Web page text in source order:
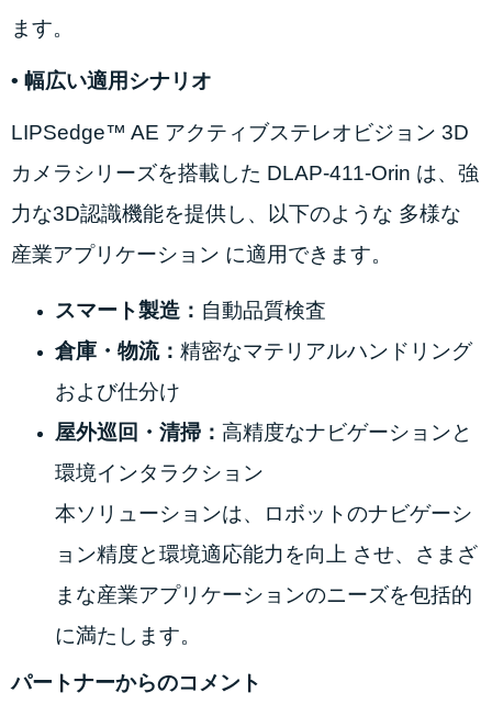
ます。
• 幅広い適用シナリオ
LIPSedge™ AE アクティブステレオビジョン 3D
カメラシリーズを搭載した DLAP-411-Orin は、強
力な3D認識機能を提供し、以下のような 多様な
産業アプリケーション に適用できます。
スマート製造： 自動品質検査
倉庫・物流： 精密なマテリアルハンドリング
および仕分け
屋外巡回・清掃： 高精度なナビゲーションと
環境インタラクション
本ソリューションは、ロボットのナビゲーシ
ョン精度と環境適応能力を向上 させ、さまざ
まな産業アプリケーションのニーズを包括的
に満たします。
パートナーからのコメント